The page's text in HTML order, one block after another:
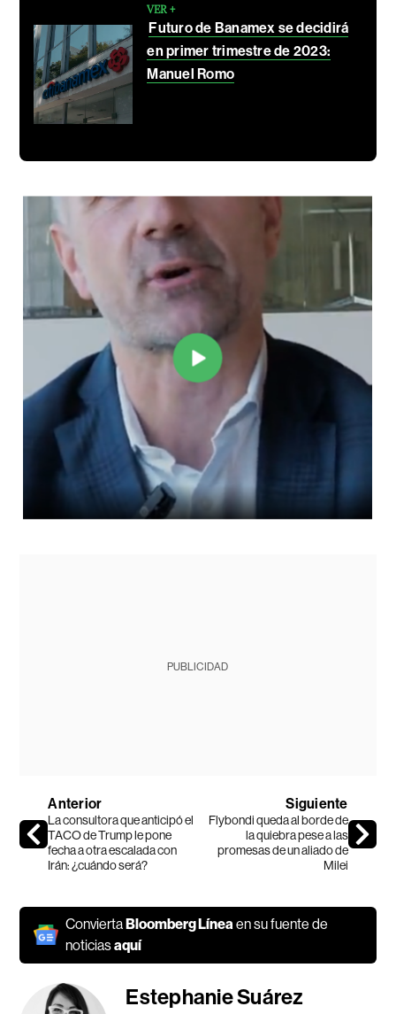
VER +
Futuro de Banamex se decidirá
en primer trimestre de 2023:
Manuel Romo
PUBLICIDAD
Anterior
La consultora que anticipó el
TACO de Trump le pone
fecha a otra escalada con
Irán: ¿cuándo será?
Siguiente
Flybondi queda al borde de
la quiebra pese a las
promesas de un aliado de
Milei
ConviertaBloomberg Línea en su fuente de
noticiasaquí
Estephanie Suárez